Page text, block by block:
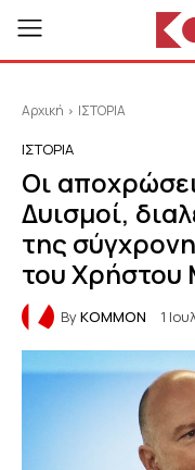
Αρχική ΙΣΤΟΡΙΑ
ΙΣΤΟΡΙΑ
Οι
Δυισμοί,
της
του Χρήστου
ByKOMMON 1